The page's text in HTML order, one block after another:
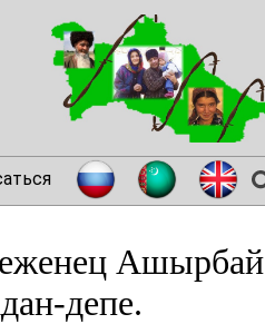
Ашырбай
депе.